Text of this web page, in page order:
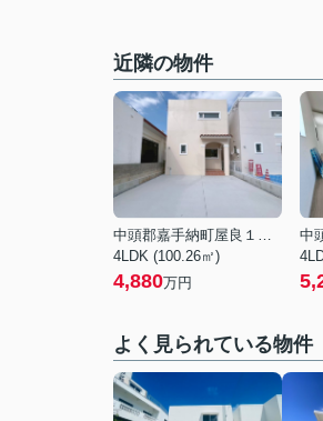
近隣の物件
4LDK (100.26㎡)
4,880万円
よく見られている物件